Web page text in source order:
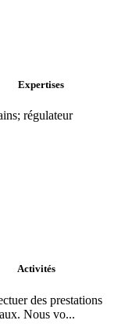
Expertises
régulateur
Activités
des prestations
Nous vo...